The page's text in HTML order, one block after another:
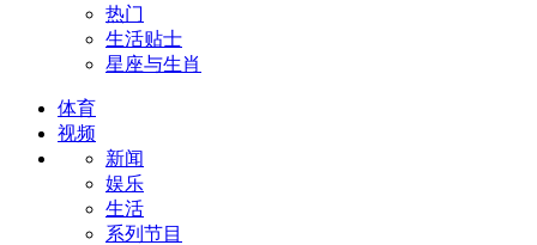
热门
生活贴士
星座与生肖
体育
视频
新闻
娱乐
生活
系列节目